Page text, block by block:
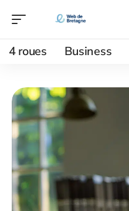
4 roues Business